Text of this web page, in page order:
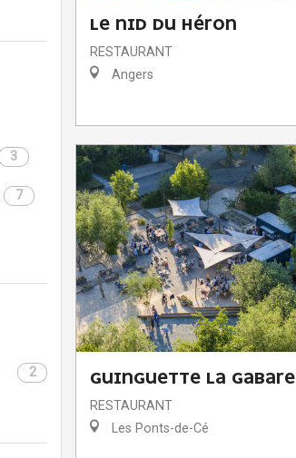
3
7
2
LE NID DU HÉRON
RESTAURANT
Angers
GUINGUETTE LA GABARE
RESTAURANT
Les Ponts-de-Cé